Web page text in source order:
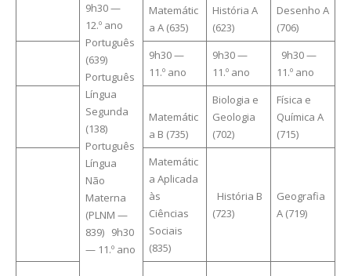
9h30 —
12.º ano
Português
(639)
Português
Língua
Segunda
(138)
Português
Língua
Não
Materna
(PLNM —
839) 9h30
— 11.º ano
Matemátic
a A (635)
História A
(623)
Desenho A
(706)
9h30 —
11.º ano
9h30 —
11.º ano
9h30 —
11.º ano
Matemátic
a B (735)
Biologia e
Geologia
(702)
Física e
Química A
(715)
Matemátic
a Aplicada
às
Ciências
Sociais
(835)
História B
(723)
Geografia
A (719)